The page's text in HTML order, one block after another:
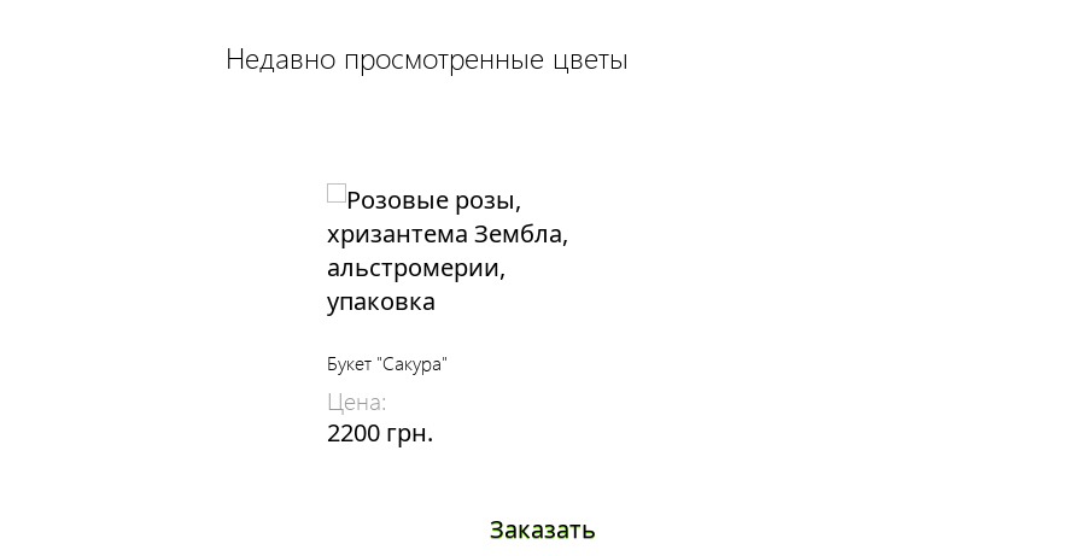
Недавно просмотренные цветы
Букет "Сакура"
Цена:
2200 грн.
Заказать